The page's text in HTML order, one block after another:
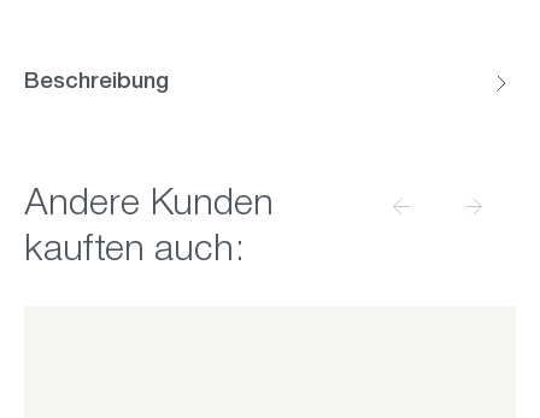
Beschreibung
Produktgalerie überspringen
Andere Kunden
kauften auch: